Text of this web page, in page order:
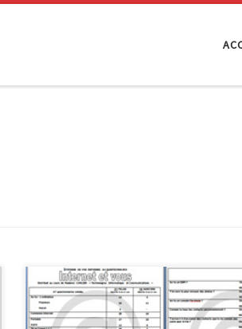
Animation : Internet et vous Cette
réalisée en collaboration avec Maggy